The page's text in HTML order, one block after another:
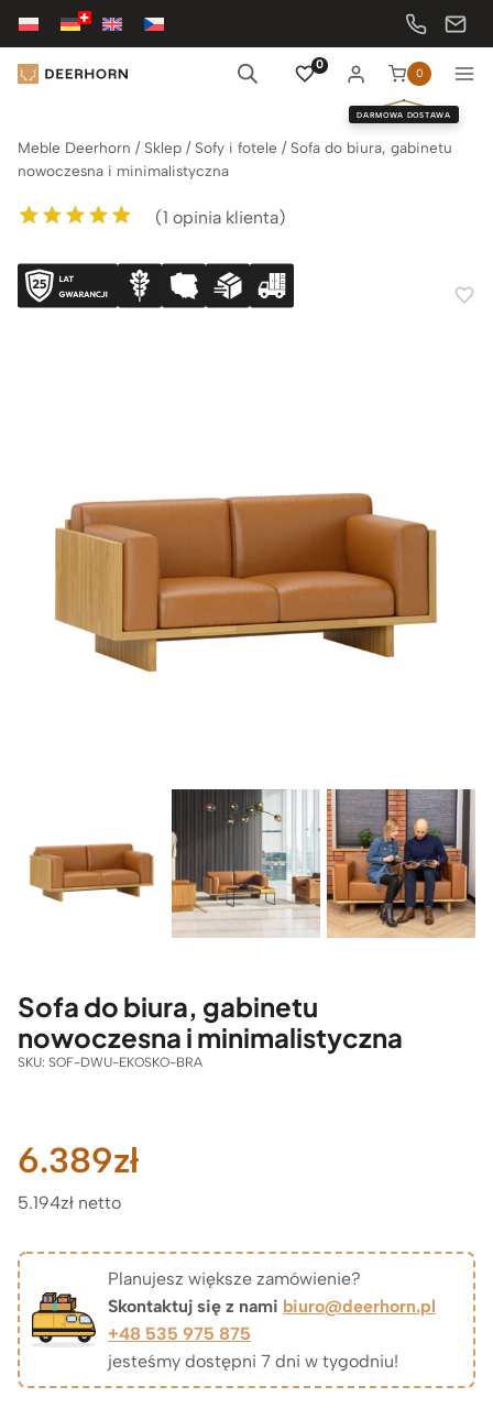
Przejdź
treści
0
0
DARMOWA DOSTAWA
Meble Deerhorn / Sklep / Sofy i fotele / Sofa do biura, gabinetu
nowoczesna i minimalistyczna
5.00na 5 na
podstawie
oceny klienta
(1 opinia klienta)
Sofa do biura, gabinetu
nowoczesna i minimalistyczna
SKU: SOF-DWU-EKOSKO-BRA
6.389zł
5.194zł netto
Planujesz większe zamówienie?
Skontaktuj się z nami biuro@deerhorn.pl
+48 535 975 875
jesteśmy dostępni 7 dni w tygodniu!